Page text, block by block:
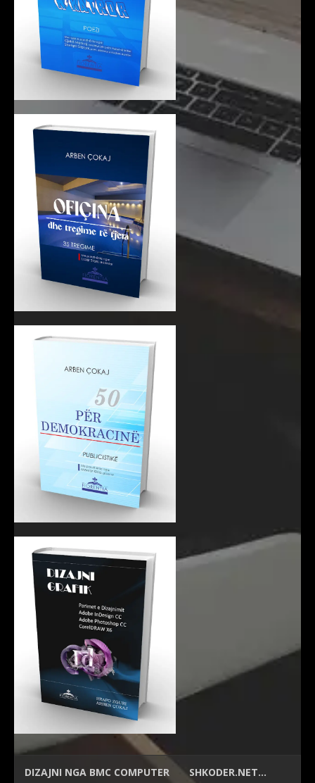
DIZAJNI NGA BMC COMPUTER SHKODER.NET…